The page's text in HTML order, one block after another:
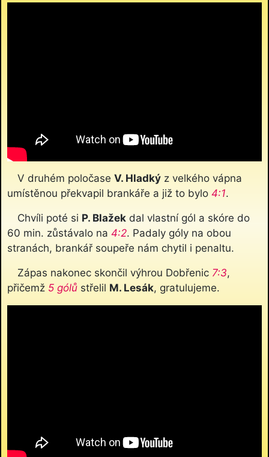
V druhém poločase V. Hladký z velkého vápna
umístěnou překvapil brankáře a již to bylo 4:1.
Chvíli poté si P. Blažek dal vlastní gól a skóre do
60 min. zůstávalo na 4:2. Padaly góly na obou
stranách, brankář soupeře nám chytil i penaltu.
Zápas nakonec skončil výhrou Dobřenic 7:3,
přičemž 5 gólů střelil M. Lesák, gratulujeme.